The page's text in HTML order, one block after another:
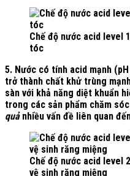
Chế độ nước acid level
tóc
5. Nước có tính acid mạnh
trở thành chất khử trùng
sàn với khả năng diệt khuẩn
trong các sản phẩm chăm
quả nhiều vấn đề liên quan
Chế độ nước acid level
vệ sinh răng miệng